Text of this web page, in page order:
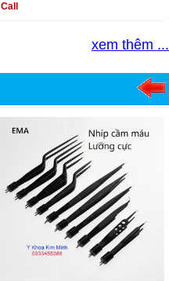
Call
xem thêm ...